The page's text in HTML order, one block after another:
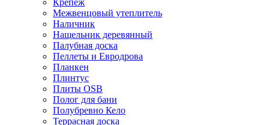
Крепеж
Межвенцовый утеплитель
Наличник
Нащельник деревянный
Палубная доска
Пеллеты и Евродрова
Планкен
Плинтус
Плиты OSB
Полог для бани
Полубревно Кело
Террасная доска